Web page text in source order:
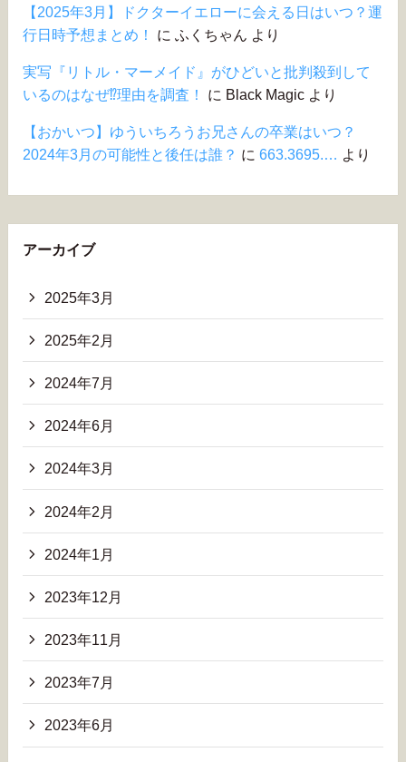
【2025年3月】ドクターイエローに会える日はいつ？運
行日時予想まとめ！
に ふくちゃん より
実写『リトル・マーメイド』がひどいと批判殺到して
いるのはなぜ⁉︎理由を調査！
に Black Magicより
【おかいつ】ゆういちろうお兄さんの卒業はいつ？
2024年3月の可能性と後任は誰？ に 663.3695.… より
アーカイブ
2025年3月
2025年2月
2024年7月
2024年6月
2024年3月
2024年2月
2024年1月
2023年12月
2023年11月
2023年7月
2023年6月